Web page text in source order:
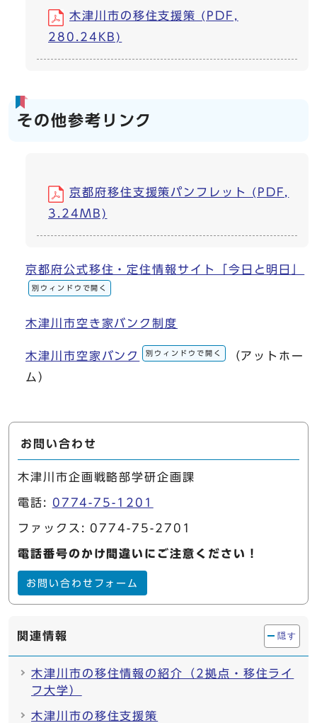
木津川市の移住支援策 (PDF,
280.24KB)
その他参考リンク
京都府移住支援策パンフレット (PDF,
3.24MB)
京都府公式移住・定住情報サイト「今日と明日」
別ウィンドウで開く
木津川市空き家バンク制度
木津川市空家バンク 別ウィンドウで開く
（アットホー
ム）
お問い合わせ
木津川市企画戦略部学研企画課
電話: 0774-75-1201
ファックス: 0774-75-2701
電話番号のかけ間違いにご注意ください！
お問い合わせフォーム
関連情報 隠す
木津川市の移住情報の紹介（2拠点・移住ライ
フ大学）
木津川市の移住支援策